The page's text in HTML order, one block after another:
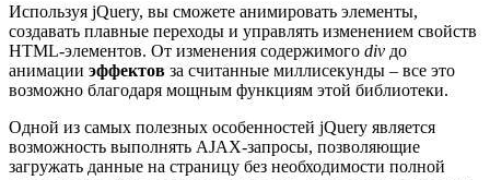
Используя jQuery, вы сможете анимировать элементы,
создавать плавные переходы и управлять изменением свойств
HTML-элементов. От изменения содержимого div до
анимации эффектов за считанные миллисекунды – все это
возможно благодаря мощным функциям этой библиотеки.
Одной из самых полезных особенностей jQuery является
возможность выполнять AJAX-запросы, позволяющие
загружать данные на страницу без необходимости полной